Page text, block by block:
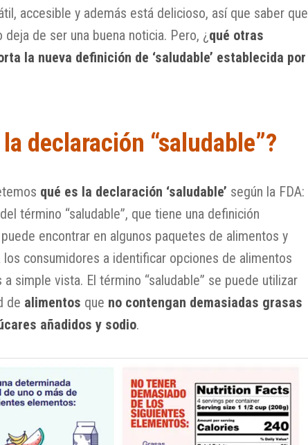
accesible y además está delicioso, así que saber que
deja de ser una buena noticia. Pero, ¿ qué otras
la nueva definición de ‘saludable’ establecida por
declaración “saludable”?
qué es la declaración ‘saludable’ según la FDA:
término “saludable”, que tiene una definición
encontrar en algunos paquetes de alimentos y
los consumidores a identificar opciones de alimentos
a simple vista. El término “saludable” se puede utilizar
de alimentos que no contengan demasiadas grasas
añadidos y sodio.